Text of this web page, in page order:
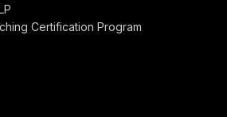
Certification Program